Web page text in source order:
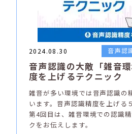
2024.08.30 音声認
音声認識の大敵「雑音
度を上げるテクニック
雑音が多い環境では音声認識の
います。音声認識精度を上げる
第4回目は、雑音環境での認識
クをお伝えします。